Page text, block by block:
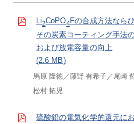
Li2CoPO4Fの合成方法なら
その炭素コーティング手法
および放電容量の向上
(2.6 MB)
馬原 隆徳 藤野 有希子 尾崎
松村 拓児
硫酸鉛の電気化学的還元に